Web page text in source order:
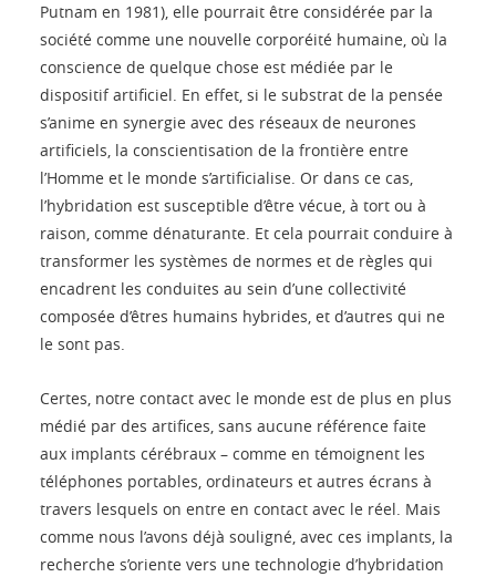
Putnam en 1981), elle pourrait être considérée par la
société comme une nouvelle corporéité humaine, où la
conscience de quelque chose est médiée par le
dispositif artificiel. En effet, si le substrat de la pensée
s’anime en synergie avec des réseaux de neurones
artificiels, la conscientisation de la frontière entre
l’Homme et le monde s’artificialise. Or dans ce cas,
l’hybridation est susceptible d’être vécue, à tort ou à
raison, comme dénaturante. Et cela pourrait conduire à
transformer les systèmes de normes et de règles qui
encadrent les conduites au sein d’une collectivité
composée d’êtres humains hybrides, et d’autres qui ne
le sont pas.
Certes, notre contact avec le monde est de plus en plus
médié par des artifices, sans aucune référence faite
aux implants cérébraux – comme en témoignent les
téléphones portables, ordinateurs et autres écrans à
travers lesquels on entre en contact avec le réel. Mais
comme nous l’avons déjà souligné, avec ces implants, la
recherche s’oriente vers une technologie d’hybridation